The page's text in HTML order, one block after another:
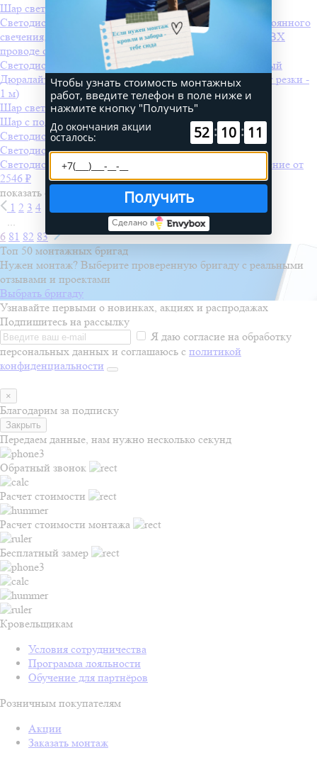
Шар светодиодный, диаметр 50 см
Светодиодная бахрома INFINILITE 3 x 0.7 м, IP44, постоянного
свечения, цвет LED белый холодный, на прозрачном ПВХ
проводе от 1001 ₽
Светодиодный дождь 2,0х1,5 м фиксинг, холодный белый
Дюралайт-фиксинг 2 жилы, красный-синий-белый (шаг резки -
1 м)
Шар светодиодный, диаметр 50 см
Шар с подсветкой
Светодиодная консоль LED-MPC-040-R
Светодиодная консоль LED-MPC-070-BYP
Светодиодная бахрома 3 x 0.6 м, IP65, постоянное свечение от
2546 ₽
показать ещё
1 2 3 4
...
6 81 82 83
Топ 50 монтажных бригад
Нужен монтаж? Выберите проверенную бригаду с реальными
отзывами и проектами
Выбрать бригаду
Узнавайте первыми о новинках, акциях и распродажах
Подпишитесь на рассылку
Я даю согласие на обработку
персональных данных и соглашаюсь с политикой
конфиденциальности
×
Благодарим за подписку
Закрыть
Передаем данные, нам нужно несколько секунд
Обратный звонок
Расчет стоимости
Расчет стоимости монтажа
Бесплатный замер
Кровельщикам
Условия сотрудничества
Программа лояльности
Обучение для партнёров
Розничным покупателям
Акции
Заказать монтаж
Чтобы узнать стоимость монтажных
работ, введите телефон в поле ниже и
нажмите кнопку "Получить"
До окончания акции
осталось: 52 : 10 : 11
Получить
Сделано в